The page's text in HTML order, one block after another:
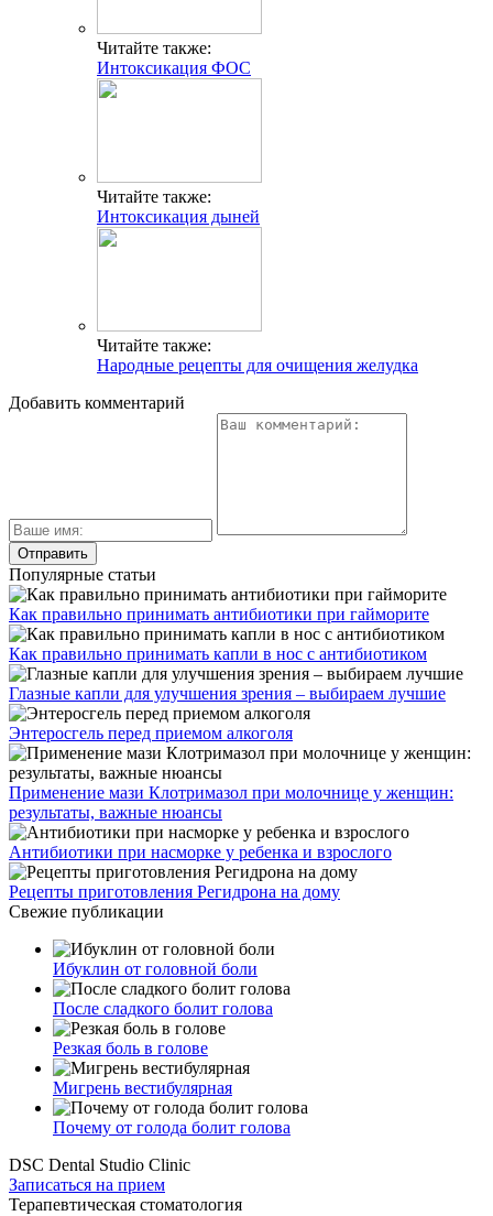
Читайте также:
Интоксикация ФОС
Читайте также:
Интоксикация дыней
Читайте также:
Народные рецепты для очищения желудка
Добавить комментарий
Популярные статьи
Как правильно принимать антибиотики при гайморите
Как правильно принимать капли в нос с антибиотиком
Глазные капли для улучшения зрения – выбираем лучшие
Энтеросгель перед приемом алкоголя
Применение мази Клотримазол при молочнице у женщин:
результаты, важные нюансы
Антибиотики при насморке у ребенка и взрослого
Рецепты приготовления Регидрона на дому
Свежие публикации
Ибуклин от головной боли
После сладкого болит голова
Резкая боль в голове
Мигрень вестибулярная
Почему от голода болит голова
DSC Dental Studio Clinic
Записаться на прием
Терапевтическая стоматология